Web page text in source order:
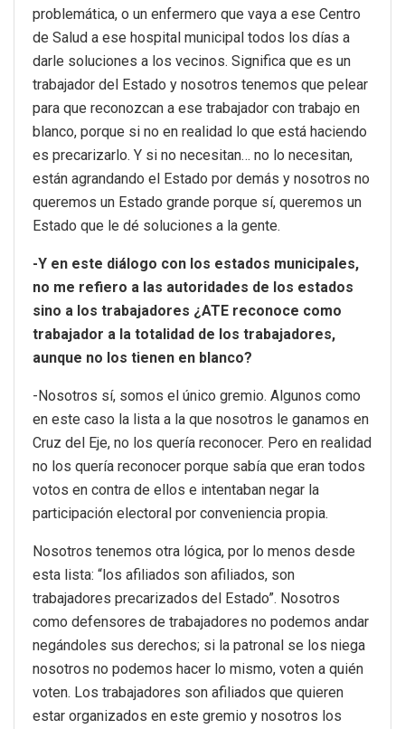
problemática, o un enfermero que vaya a ese Centro
de Salud a ese hospital municipal todos los días a
darle soluciones a los vecinos. Significa que es un
trabajador del Estado y nosotros tenemos que pelear
para que reconozcan a ese trabajador con trabajo en
blanco, porque si no en realidad lo que está haciendo
es precarizarlo. Y si no necesitan… no lo necesitan,
están agrandando el Estado por demás y nosotros no
queremos un Estado grande porque sí, queremos un
Estado que le dé soluciones a la gente.
-Y en este diálogo con los estados municipales,
no me refiero a las autoridades de los estados
sino a los trabajadores ¿ATE reconoce como
trabajador a la totalidad de los trabajadores,
aunque no los tienen en blanco?
-Nosotros sí, somos el único gremio. Algunos como
en este caso la lista a la que nosotros le ganamos en
Cruz del Eje, no los quería reconocer. Pero en realidad
no los quería reconocer porque sabía que eran todos
votos en contra de ellos e intentaban negar la
participación electoral por conveniencia propia.
Nosotros tenemos otra lógica, por lo menos desde
esta lista: “los afiliados son afiliados, son
trabajadores precarizados del Estado”. Nosotros
como defensores de trabajadores no podemos andar
negándoles sus derechos; si la patronal se los niega
nosotros no podemos hacer lo mismo, voten a quién
voten. Los trabajadores son afiliados que quieren
estar organizados en este gremio y nosotros los